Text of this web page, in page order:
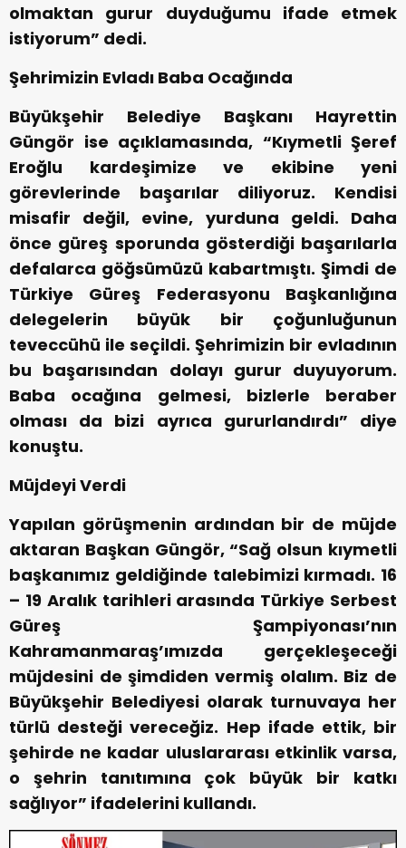
olmaktan gurur duyduğumu ifade etmek
istiyorum” dedi.
Şehrimizin Evladı Baba Ocağında
Büyükşehir Belediye Başkanı Hayrettin
Güngör ise açıklamasında, “Kıymetli Şeref
Eroğlu kardeşimize ve ekibine yeni
görevlerinde başarılar diliyoruz. Kendisi
misafir değil, evine, yurduna geldi. Daha
önce güreş sporunda gösterdiği başarılarla
defalarca göğsümüzü kabartmıştı. Şimdi de
Türkiye Güreş Federasyonu Başkanlığına
delegelerin büyük bir çoğunluğunun
teveccühü ile seçildi. Şehrimizin bir evladının
bu başarısından dolayı gurur duyuyorum.
Baba ocağına gelmesi, bizlerle beraber
olması da bizi ayrıca gururlandırdı” diye
konuştu.
Müjdeyi Verdi
Yapılan görüşmenin ardından bir de müjde
aktaran Başkan Güngör, “Sağ olsun kıymetli
başkanımız geldiğinde talebimizi kırmadı. 16
– 19 Aralık tarihleri arasında Türkiye Serbest
Güreş Şampiyonası’nın
Kahramanmaraş’ımızda gerçekleşeceği
müjdesini de şimdiden vermiş olalım. Biz de
Büyükşehir Belediyesi olarak turnuvaya her
türlü desteği vereceğiz. Hep ifade ettik, bir
şehirde ne kadar uluslararası etkinlik varsa,
o şehrin tanıtımına çok büyük bir katkı
sağlıyor” ifadelerini kullandı.